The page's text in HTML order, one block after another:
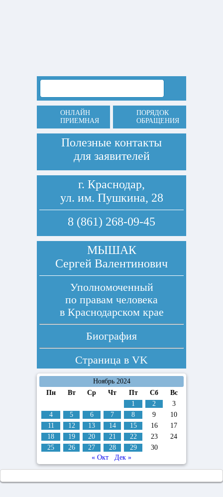
ОНЛАЙН
ПРИЕМНАЯ
ПОРЯДОК
ОБРАЩЕНИЯ
Полезные контакты
для заявителей
г. Краснодар,
ул. им. Пушкина, 28
8 (861) 268-09-45
МЫШАК
Сергей Валентинович
Уполномоченный
по правам человека
в Краснодарском крае
Биография
Страница в VK
Ноябрь 2024
Пн
Вт Ср Чт Пт Сб
Вс
1
2
3
4
5 6 7 8 9
10
11
12 13 14 15 16
17
18
19 20 21 22 23
24
25
26 27 28 29
30
« Окт
Дек »